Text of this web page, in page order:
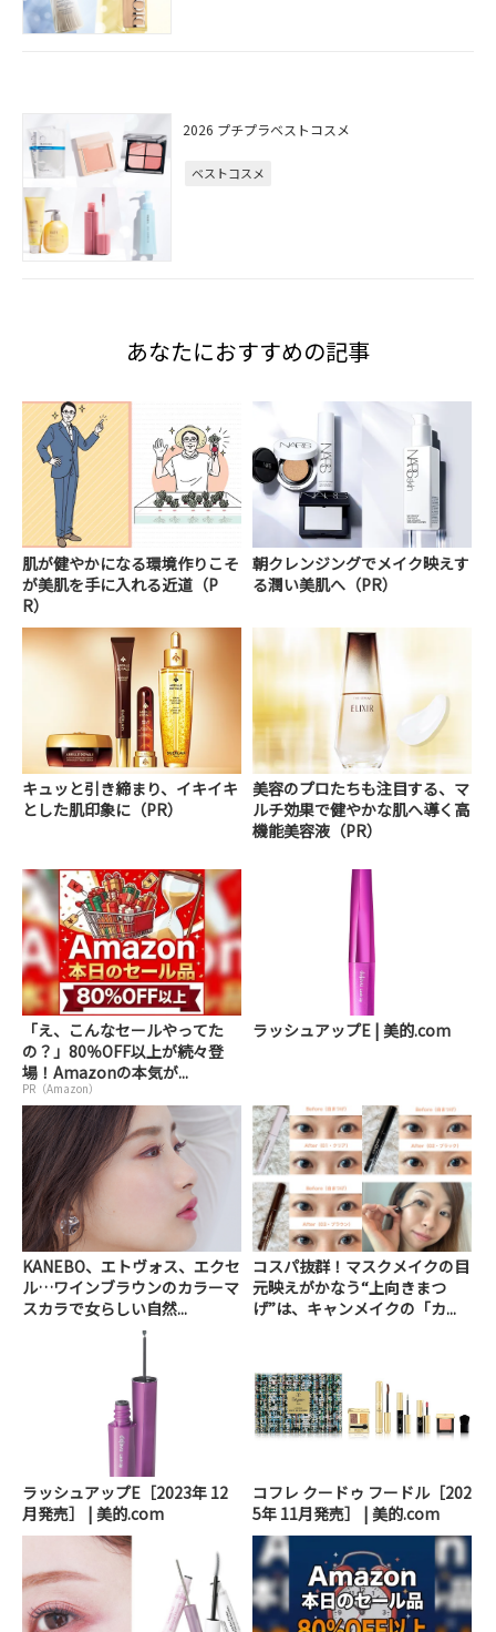
2026 プチプラベストコスメ
ベストコスメ
あなたにおすすめの記事
肌が健やかになる環境作りこそ
が美肌を手に入れる近道（P
R）
朝クレンジングでメイク映えす
る潤い美肌へ（PR）
キュッと引き締まり、イキイキ
とした肌印象に（PR）
美容のプロたちも注目する、マ
ルチ効果で健やかな肌へ導く高
機能美容液（PR）
「え、こんなセールやってた
の？」80％OFF以上が続々登
場！Amazonの本気が...
PR（Amazon）
ラッシュアップE | 美的.com
KANEBO、エトヴォス、エクセ
ル…ワインブラウンのカラーマ
スカラで女らしい自然...
コスパ抜群！マスクメイクの目
元映えがかなう“上向きまつ
げ”は、キャンメイクの「カ...
ラッシュアップE［2023年 12
月発売］ | 美的.com
コフレ クードゥ フードル［202
5年 11月発売］ | 美的.com